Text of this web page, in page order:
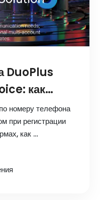
DuoPlus
как
для
в
номеру телефона
при регистрации
как …